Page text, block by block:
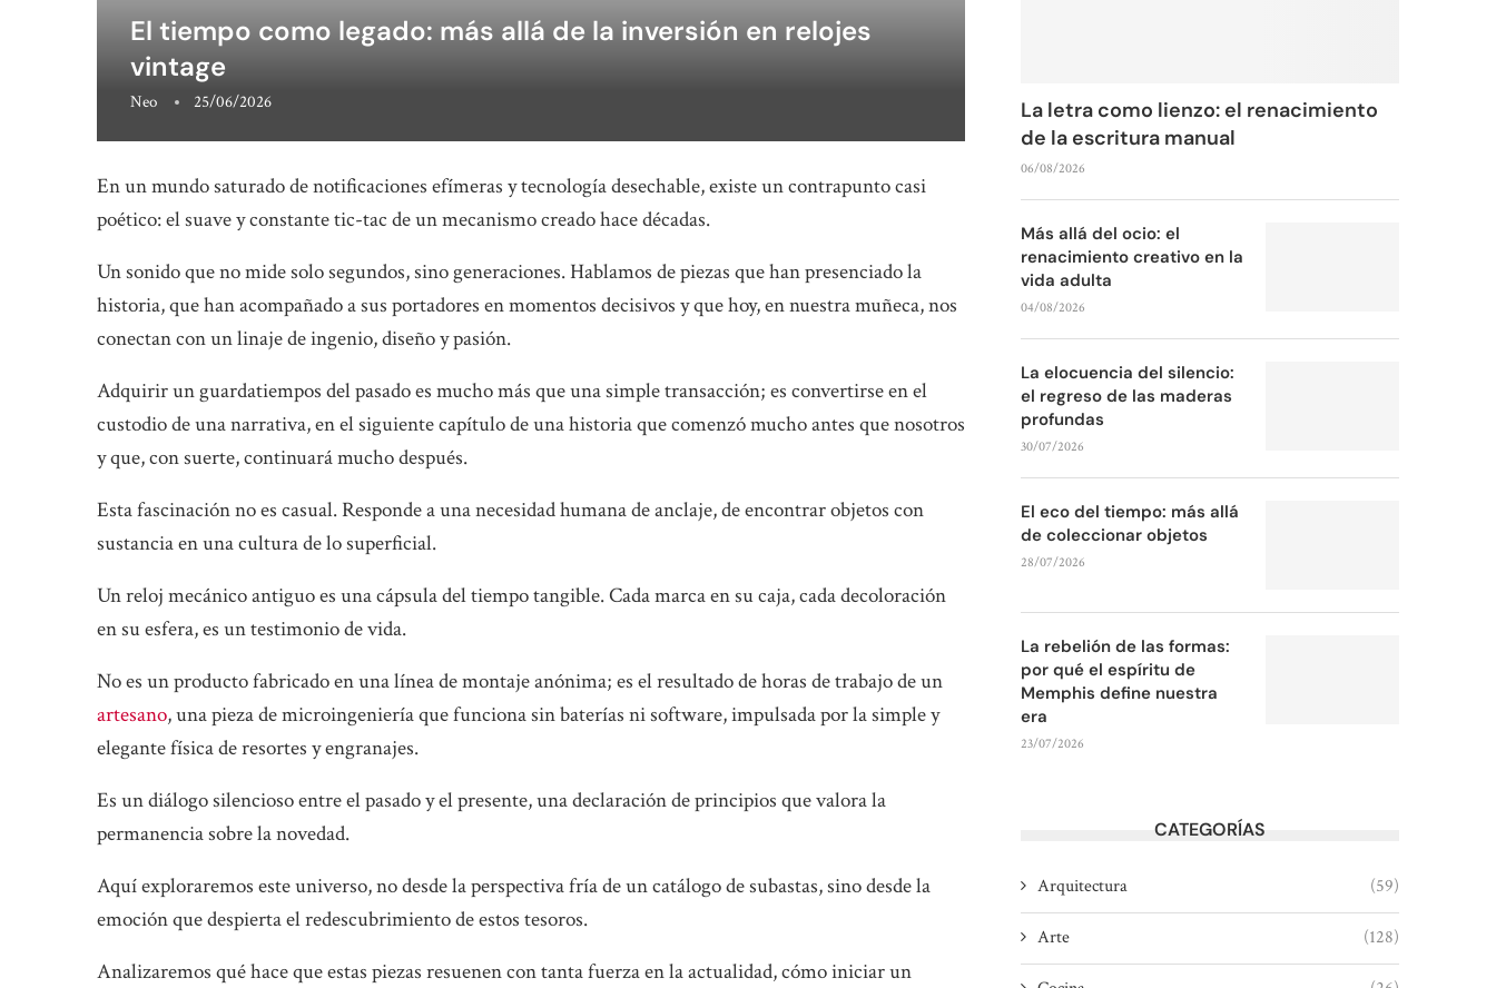
El tiempo como legado: más allá de la inversión en relojes
vintage
Neo 25/06/2026
En un mundo saturado de notificaciones efímeras y tecnología desechable, existe un contrapunto casi
poético: el suave y constante tic-tac de un mecanismo creado hace décadas.
Un sonido que no mide solo segundos, sino generaciones. Hablamos de piezas que han presenciado la
historia, que han acompañado a sus portadores en momentos decisivos y que hoy, en nuestra muñeca, nos
conectan con un linaje de ingenio, diseño y pasión.
Adquirir un guardatiempos del pasado es mucho más que una simple transacción; es convertirse en el
custodio de una narrativa, en el siguiente capítulo de una historia que comenzó mucho antes que nosotros
y que, con suerte, continuará mucho después.
Esta fascinación no es casual. Responde a una necesidad humana de anclaje, de encontrar objetos con
sustancia en una cultura de lo superficial.
Un reloj mecánico antiguo es una cápsula del tiempo tangible. Cada marca en su caja, cada decoloración
en su esfera, es un testimonio de vida.
No es un producto fabricado en una línea de montaje anónima; es el resultado de horas de trabajo de un
artesano, una pieza de microingeniería que funciona sin baterías ni software, impulsada por la simple y
elegante física de resortes y engranajes.
Es un diálogo silencioso entre el pasado y el presente, una declaración de principios que valora la
permanencia sobre la novedad.
Aquí exploraremos este universo, no desde la perspectiva fría de un catálogo de subastas, sino desde la
emoción que despierta el redescubrimiento de estos tesoros.
Analizaremos qué hace que estas piezas resuenen con tanta fuerza en la actualidad, cómo iniciar un
La letra como lienzo: el renacimiento
de la escritura manual
06/08/2026
Más allá del ocio: el
renacimiento creativo en la
vida adulta
04/08/2026
La elocuencia del silencio:
el regreso de las maderas
profundas
30/07/2026
El eco del tiempo: más allá
de coleccionar objetos
28/07/2026
La rebelión de las formas:
por qué el espíritu de
Memphis define nuestra
era
23/07/2026
CATEGORÍAS
Arquitectura (59)
Arte (128)